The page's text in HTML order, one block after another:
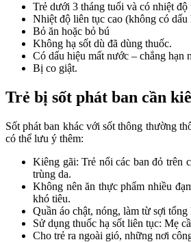
Trẻ dưới 3 tháng tuổi và có nhiệt
Nhiệt độ liên tục cao (không có
Bỏ ăn hoặc bỏ bú
Không hạ sốt dù đã dùng thuốc.
Có dấu hiệu mất nước – chẳng
Bị co giật.
Trẻ bị sốt phát ban cần
Sốt phát ban khác với sốt thông thường
có thể lưu ý thêm:
Kiêng gãi: Trẻ nổi các ban đỏ trên
trùng da.
Không nên ăn thực phẩm nhiều
khó tiêu.
Quần áo chật, nóng, làm từ sợi tổng
Sử dụng thuốc hạ sốt liên tục: Mẹ
Cho trẻ ra ngoài gió, những nơi